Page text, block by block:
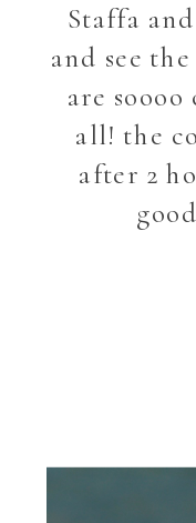
Staffa
and see
are
all! the
after 2